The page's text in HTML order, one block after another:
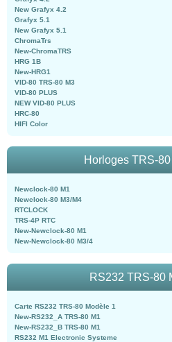
New Grafyx 4.2
Grafyx 5.1
New Grafyx 5.1
ChromaTrs
New-ChromaTRS
HRG 1B
New-HRG1
VID-80 TRS-80 M3
VID-80 PLUS
NEW VID-80 PLUS
HRC-80
HIFI Color
Horloges TRS-
Newclock-80 M1
Newclock-80 M3/M4
RTCLOCK
TRS-4P RTC
New-Newclock-80 M1
New-Newclock-80 M3/4
RS232 TRS-80
Carte RS232 TRS-80 Modèle 1
New-RS232_A TRS-80 M1
New-RS232_B TRS-80 M1
RS232 M1 Electronic Systeme